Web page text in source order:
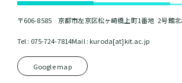
〒606-8585 京都市左京区松ヶ崎橋上町1番地 2号館北
Tel : 075-724-7814Mail : kuroda[at]kit.ac.jp
Google map